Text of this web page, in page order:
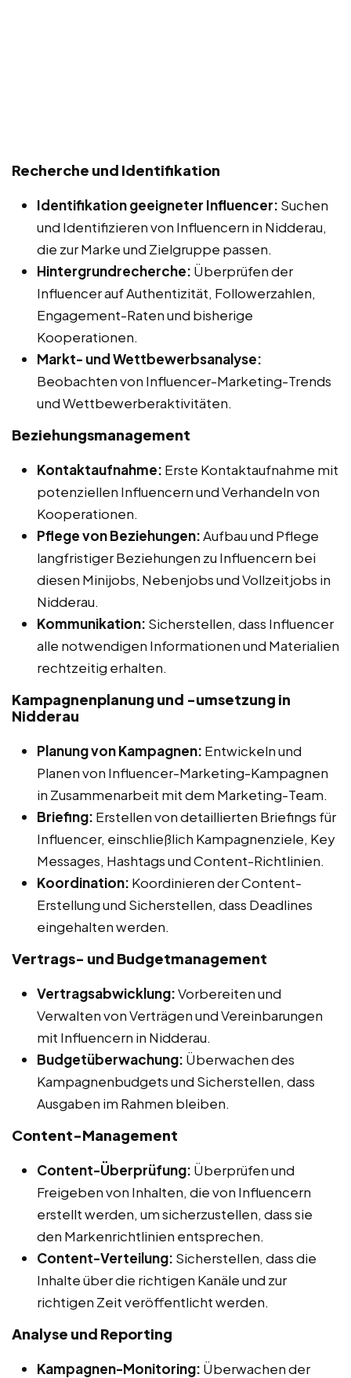
Recherche und Identifikation
Identifikation geeigneter Influencer: Suchen
und Identifizieren von Influencern in Nidderau,
die zur Marke und Zielgruppe passen.
Hintergrundrecherche: Überprüfen der
Influencer auf Authentizität, Followerzahlen,
Engagement-Raten und bisherige
Kooperationen.
Markt- und Wettbewerbsanalyse:
Beobachten von Influencer-Marketing-Trends
und Wettbewerberaktivitäten.
Beziehungsmanagement
Kontaktaufnahme: Erste Kontaktaufnahme mit
potenziellen Influencern und Verhandeln von
Kooperationen.
Pflege von Beziehungen:Aufbau und Pflege
langfristiger Beziehungen zu Influencern bei
diesen Minijobs, Nebenjobs und Vollzeitjobs in
Nidderau.
Kommunikation: Sicherstellen, dass Influencer
alle notwendigen Informationen und Materialien
rechtzeitig erhalten.
Kampagnenplanung und -umsetzung in
Nidderau
Planung von Kampagnen: Entwickeln und
Planen von Influencer-Marketing-Kampagnen
in Zusammenarbeit mit dem Marketing-Team.
Briefing: Erstellen von detaillierten Briefings für
Influencer, einschließlich Kampagnenziele, Key
Messages, Hashtags und Content-Richtlinien.
Koordination: Koordinieren der Content-
Erstellung und Sicherstellen, dass Deadlines
eingehalten werden.
Vertrags- und Budgetmanagement
Vertragsabwicklung:Vorbereiten und
Verwalten von Verträgen und Vereinbarungen
mit Influencern in Nidderau.
Budgetüberwachung: Überwachen des
Kampagnenbudgets und Sicherstellen, dass
Ausgaben im Rahmen bleiben.
Content-Management
Content-Überprüfung: Überprüfen und
Freigeben von Inhalten, die von Influencern
erstellt werden, um sicherzustellen, dass sie
den Markenrichtlinien entsprechen.
Content-Verteilung: Sicherstellen, dass die
Inhalte über die richtigen Kanäle und zur
richtigen Zeit veröffentlicht werden.
Analyse und Reporting
Kampagnen-Monitoring: Überwachen der